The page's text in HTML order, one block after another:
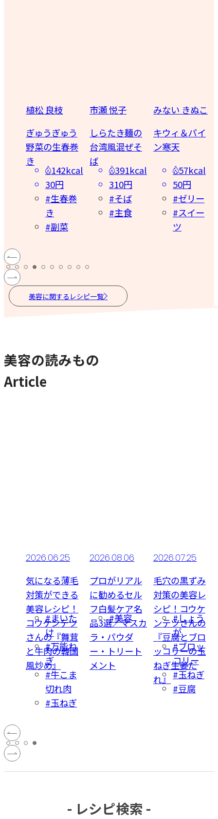
植松 良枝
ぎゅうぎゅう
野菜の生春巻
き
142kcal
30円
#生春巻
き
#副菜
市瀬 悦子
しらたき麺の
台湾風混ぜそ
ば
391kcal
310円
#そば
#主食
みない きぬこ
キウィ＆パイ
ン寒天
57kcal
50円
#ゼリー
#スイー
ツ
美容に関するレシピ一覧
美容の読みもの
Article
2026.06.25
気になる薄毛
対策ができる
美容レシピ！
コウケンテツ
さんの『舞茸
と牛肉の韓国
風炒め』
#まいた
け
#万能ね
ぎ
#牛こま
切れ肉
#玉ねぎ
2026.08.06
プロがリアル
に勧めるセル
フ白髪ケア名
品3選／マスカ
ラ・パウダ
ー・トリート
メント
#美容
2026.07.25
毛穴の黒ずみ
対策の美容レ
シピ！コウケ
ンテツさんの
『豆腐とブロ
ッコリーの玉
ねぎ生姜だ
れ』
#しょう
が
#ブロッ
コリー
#玉ねぎ
#豆腐
- レシピ検索 -